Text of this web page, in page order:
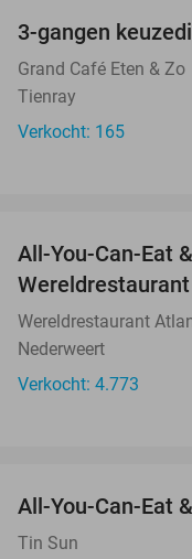
3-gangen
Grand Café Eten & Zo
Tienray
Verkocht: 165
All-You-Can-Eat
Wereldrestaurant
Nederweert
Verkocht: 4.773
All-You-Can-Eat
Tin Sun